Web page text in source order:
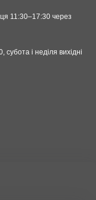
11:30–17:30 через
cубота і неділя вихідні